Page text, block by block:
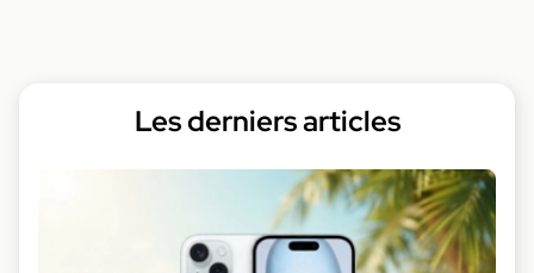
Les derniers articles